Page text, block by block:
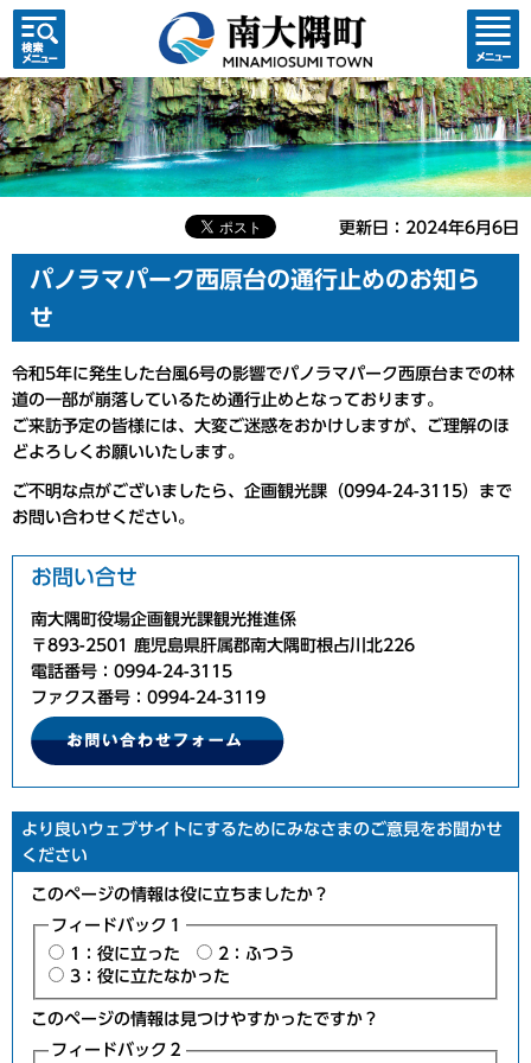
検索・
共通メ
ニュー
コンテ
ンツメ
ニュー
更新日：2024年6月6日
パノラマパーク西原台の通行止めのお知ら
せ
令和5年に発生した台風6号の影響でパノラマパーク西原台までの林
道の一部が崩落しているため通行止めとなっております。
ご来訪予定の皆様には、大変ご迷惑をおかけしますが、ご理解のほ
どよろしくお願いいたします。
ご不明な点がございましたら、企画観光課（0994-24-3115）まで
お問い合わせください。
お問い合せ
南大隅町役場企画観光課観光推進係
〒893-2501 鹿児島県肝属郡南大隅町根占川北226
電話番号：0994-24-3115
ファクス番号：0994-24-3119
より良いウェブサイトにするためにみなさまのご意見をお聞かせ
ください
このページの情報は役に立ちましたか？
フィードバック１
1：役に立った
2：ふつう
3：役に立たなかった
このページの情報は見つけやすかったですか？
フィードバック２